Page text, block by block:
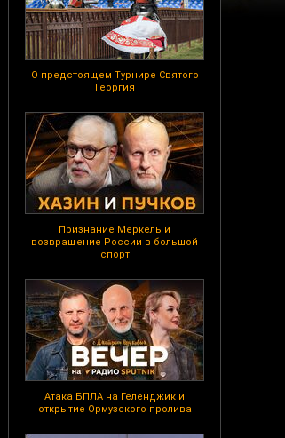
О предстоящем Турнире Святого
Георгия
Признание Меркель и
возвращение России в большой
спорт
Атака БПЛА на Геленджик и
открытие Ормузского пролива